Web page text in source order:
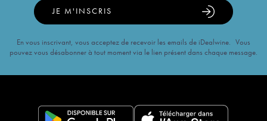
JE M'INSCRIS
En vous inscrivant, vous acceptez de recevoir les emails de iDealwine. Vous
pouvez vous désabonner à tout moment via le lien présent dans chaque message.